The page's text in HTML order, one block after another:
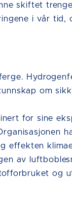
skiftet
i vår
om
for sine
effekten
av
og